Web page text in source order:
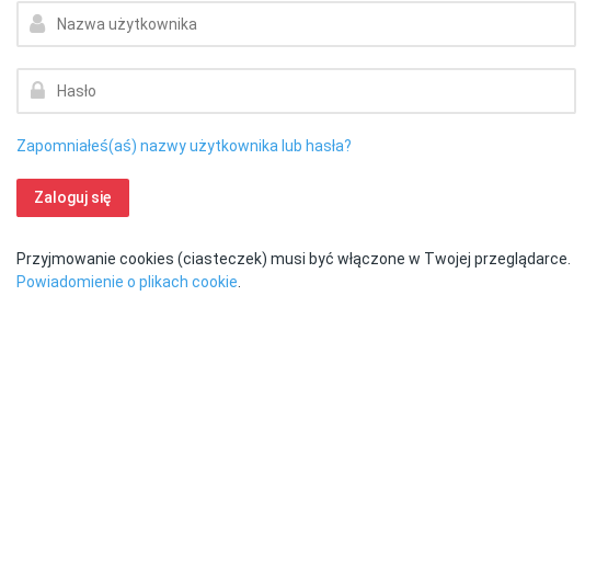
Nazwa użytkownika
Hasło
Zapomniałeś(aś) nazwy użytkownika lub hasła?
Zaloguj się
Przyjmowanie cookies (ciasteczek) musi być włączone w Twojej przeglądarce.
Powiadomienie o plikach cookie